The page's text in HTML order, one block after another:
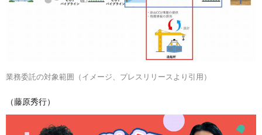
業務委託の対象範囲（イメージ、プレスリリースより引用）
（藤原秀行）